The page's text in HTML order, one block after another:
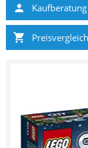
Kaufberatung
Preisvergleich